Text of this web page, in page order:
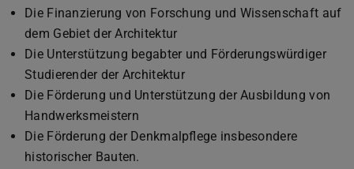
Die Finanzierung von Forschung und Wissenschaft auf
dem Gebiet der Architektur
Die Unterstützung begabter und Förderungswürdiger
Studierender der Architektur
Die Förderung und Unterstützung der Ausbildung von
Handwerksmeistern
Die Förderung der Denkmalpflege insbesondere
historischer Bauten.